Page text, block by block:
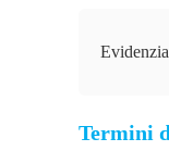
Termini